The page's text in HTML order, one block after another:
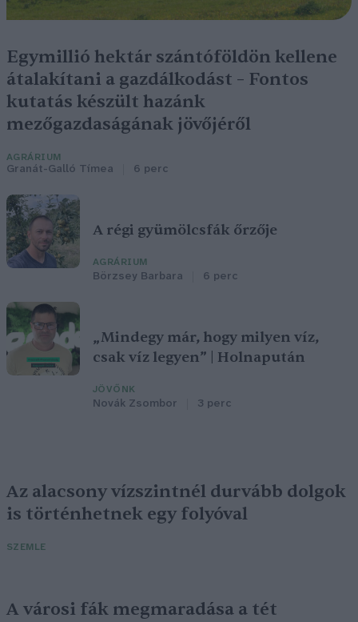
Egymillió hektár szántóföldön kellene
átalakítani a gazdálkodást – Fontos
kutatás készült hazánk
mezőgazdaságának jövőjéről
AGRÁRIUM
Granát-Galló Tímea 6 perc
A régi gyümölcsfák őrzője
AGRÁRIUM
Börzsey Barbara 6 perc
„Mindegy már, hogy milyen víz,
csak víz legyen” | Holnapután
JÖVŐNK
Novák Zsombor 3 perc
Az alacsony vízszintnél durvább dolgok
is történhetnek egy folyóval
SZEMLE
A városi fák megmaradása a tét